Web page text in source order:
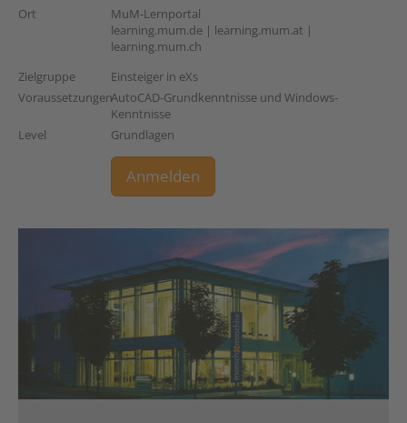
Ort
MuM-Lernportal
learning.mum.de | learning.mum.at |
learning.mum.ch
Zielgruppe
Einsteiger in eXs
VoraussetzungenAutoCAD-Grundkenntnisse und Windows-
Kenntnisse
Level
Grundlagen
Anmelden